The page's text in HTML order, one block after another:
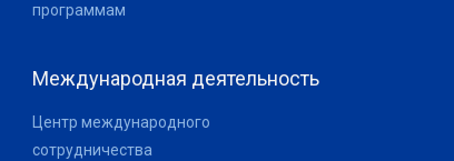
программам
Международная деятельность
Центр международного
сотрудничества